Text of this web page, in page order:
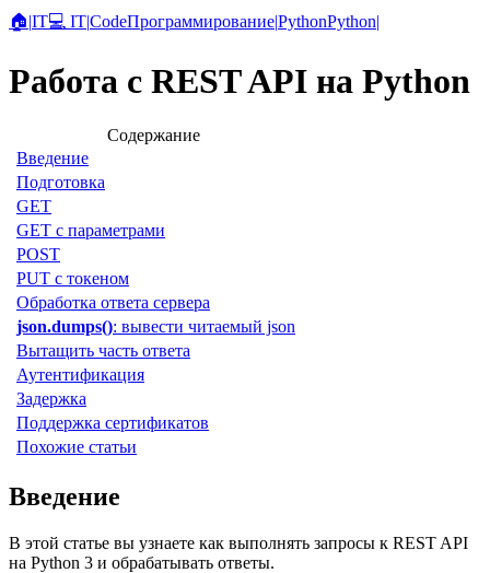
🏠|IT💻 IT|CodeПрограммирование|PythonPython|
Работа с REST API на Python
Содержание
Введение
Подготовка
GET
GET с параметрами
POST
PUT с токеном
Обработка ответа сервера
json.dumps(): вывести читаемый json
Вытащить часть ответа
Аутентификация
Задержка
Поддержка сертификатов
Похожие статьи
Введение
В этой статье вы узнаете как выполнять запросы к REST API
на Python 3 и обрабатывать ответы.